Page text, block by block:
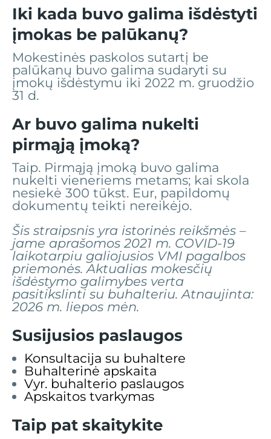
Iki kada buvo galima išdėstyti
įmokas be palūkanų?
Mokestinės paskolos sutartį be
palūkanų buvo galima sudaryti su
įmokų išdėstymu iki 2022 m. gruodžio
31 d.
Ar buvo galima nukelti
pirmąją įmoką?
Taip. Pirmąją įmoką buvo galima
nukelti vieneriems metams; kai skola
nesiekė 300 tūkst. Eur, papildomų
dokumentų teikti nereikėjo.
Šis straipsnis yra istorinės reikšmės –
jame aprašomos 2021 m. COVID-19
laikotarpiu galiojusios VMI pagalbos
priemonės. Aktualias mokesčių
išdėstymo galimybes verta
pasitikslinti su buhalteriu. Atnaujinta:
2026 m. liepos mėn.
Susijusios paslaugos
Konsultacija su buhaltere
Buhalterinė apskaita
Vyr. buhalterio paslaugos
Apskaitos tvarkymas
Taip pat skaitykite